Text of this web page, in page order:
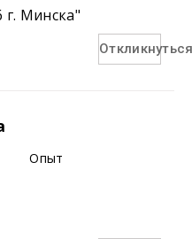
г. Минска"
Опыт